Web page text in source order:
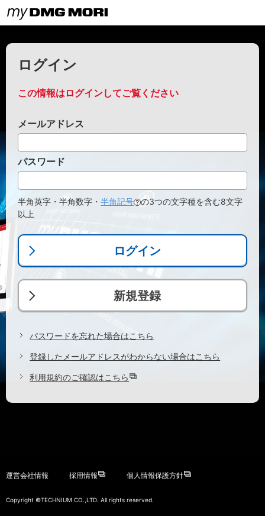
ログイン
この情報はログインしてご覧ください
メールアドレス
パスワード
半角英字・半角数字・ 半角記号
の3つの文字種を含む8文字
以上
ログイン
新規登録
パスワードを忘れた場合はこちら
登録したメールアドレスがわからない場合はこちら
利用規約のご確認はこちら
運営会社情報 採用情報 個人情報保護方針
Copyright ©TECHNIUM CO.,LTD. All rights reserved.